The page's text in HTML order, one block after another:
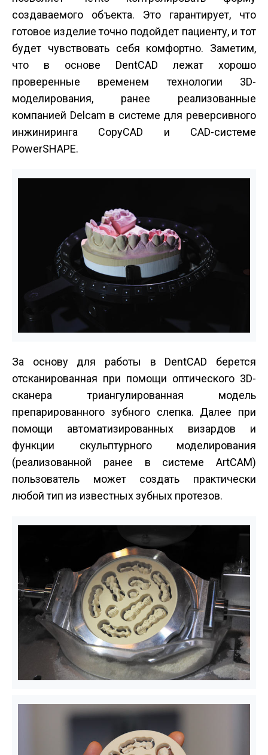
создаваемого объекта. Это гарантирует, что
готовое изделие точно подойдет пациенту, и тот
будет чувствовать себя комфортно. Заметим,
что в основе DentCAD лежат хорошо
проверенные временем технологии 3D-
моделирования, ранее реализованные
компанией Delcam в системе для реверсивного
инжиниринга CopyCAD и CAD-системе
PowerSHAPE.
За основу для работы в DentCAD берется
отсканированная при помощи оптического 3D-
сканера триангулированная модель
препарированного зубного слепка. Далее при
помощи автоматизированных визардов и
функции скульптурного моделирования
(реализованной ранее в системе ArtCAM)
пользователь может создать практически
любой тип из известных зубных протезов.